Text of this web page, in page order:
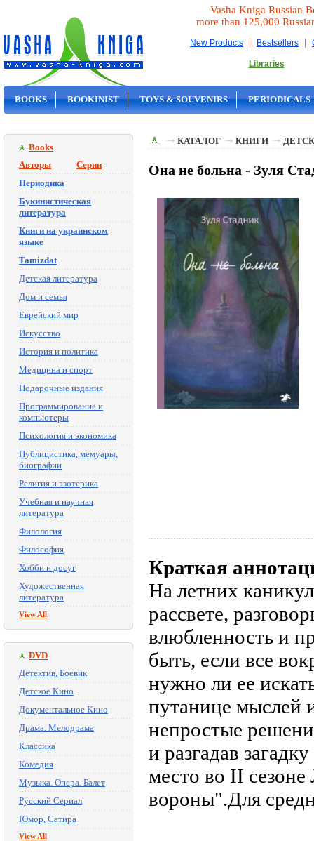
Vasha Kniga Russian
more than 125,000
New Products | Bestsellers |
Libraries
BOOKS BOOKINIST TOYS & SOUVENIRS PERIODICALS
Books
Авторы
Серии
Периодика
Букинистическая
литература
Книги на украинском
языке
Tamizdat
Детская литература
Дом и семья
Еврейский мир
Искусство
История и политика
Медицина и спорт
Подарочные издания
Программирование и
компьютеры
Психология и экономика
Публицистика, мемуары,
биографии
Религия и эзотерика
Учебная и научная
литература
Филология
Философия
Хобби и досуг
Художественная
литература
View All
DVD
Детектив, Боевик
Детское Кино
Документальное Кино
Драма. Мелодрама
Классика
Комедия
Музыка. Опера. Балет
Русский Сериал
Юмор, Сатира
View All
КАТАЛОГ КНИГИ
Она не больна - Зуля
Краткая
На летних
рассвете,
влюбленность и
быть, если все
нужно ли ее
путанице мыслей
непростые
и разгадав
место во II cезоне
вороны".Для